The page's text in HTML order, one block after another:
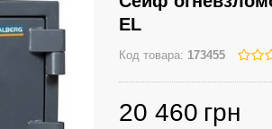
EL
Код товара: 173455
20 460 грн